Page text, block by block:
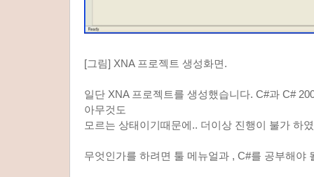
[그림] XNA 프로젝트 생성화면.
일단 XNA 프로젝트를 생성했습니다. C#과 C#
아무것도
모르는 상태이기때문에.. 더이상 진행이 불가 하
무엇인가를 하려면 툴 메뉴얼과 , C#를 공부해야